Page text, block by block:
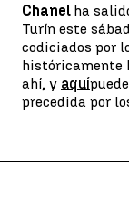
Chanel ha
Turín este
codiciados por
históricamente
ahí, y aquí
precedida por